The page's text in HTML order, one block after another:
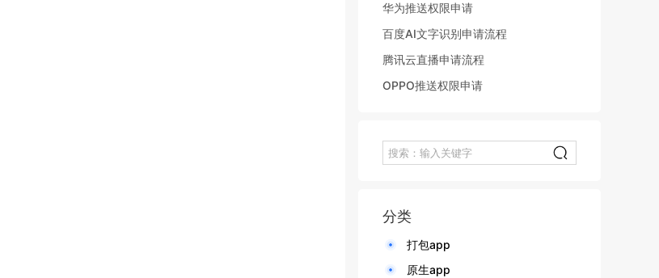
华为推送权限申请
百度AI文字识别申请流程
腾讯云直播申请流程
OPPO推送权限申请
分类
打包app
原生app